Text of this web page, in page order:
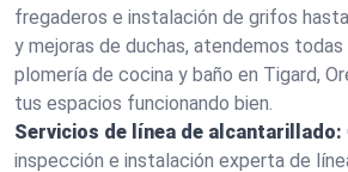
fregaderos e instalación de grifos
y mejoras de duchas, atendemos
plomería de cocina y baño en Tigard,
tus espacios funcionando bien.
Servicios de línea de alcantarillado:
inspección e instalación experta de